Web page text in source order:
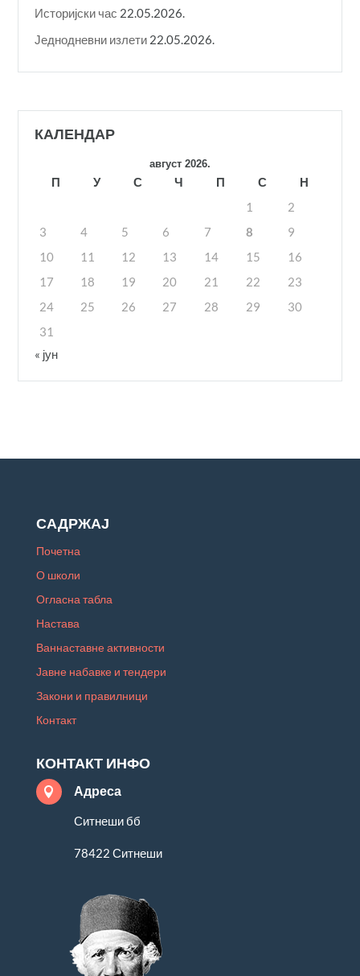
Историјски час 22.05.2026.
Једнодневни излети 22.05.2026.
КАЛЕНДАР
август 2026.
П У С Ч П С
Н
1
2
3
4 5 6 7 8
9
10
11 12 13 14 15
16
17
18 19 20 21 22
23
24
25 26 27 28 29
30
31
« јун
САДРЖАЈ
Почетна
О школи
Огласна табла
Настава
Ваннаставне активности
Јавне набавке и тендери
Закони и правилници
Контакт
КОНТАКТ ИНФО
 Адреса
Ситнеши бб
78422 Ситнеши